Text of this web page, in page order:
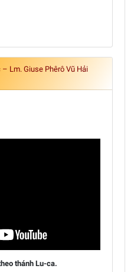
Lm. Giuse Phêrô Vũ Hải
thánh Lu-ca.